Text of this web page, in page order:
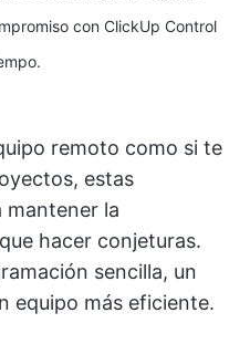
con ClickUp Control
remoto como si te
estas
mantener la
hacer conjeturas.
sencilla, un
equipo más eficiente.